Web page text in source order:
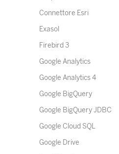
Connettore Esri
Exasol
Firebird 3
Google Analytics
Google Analytics 4
Google BigQuery
Google BigQuery JDBC
Google Cloud SQL
Google Drive